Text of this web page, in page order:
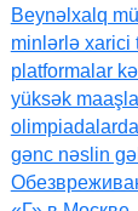
Beynəlxalq
minlərlə xarici
platformalar
yüksək
gənc nəslin